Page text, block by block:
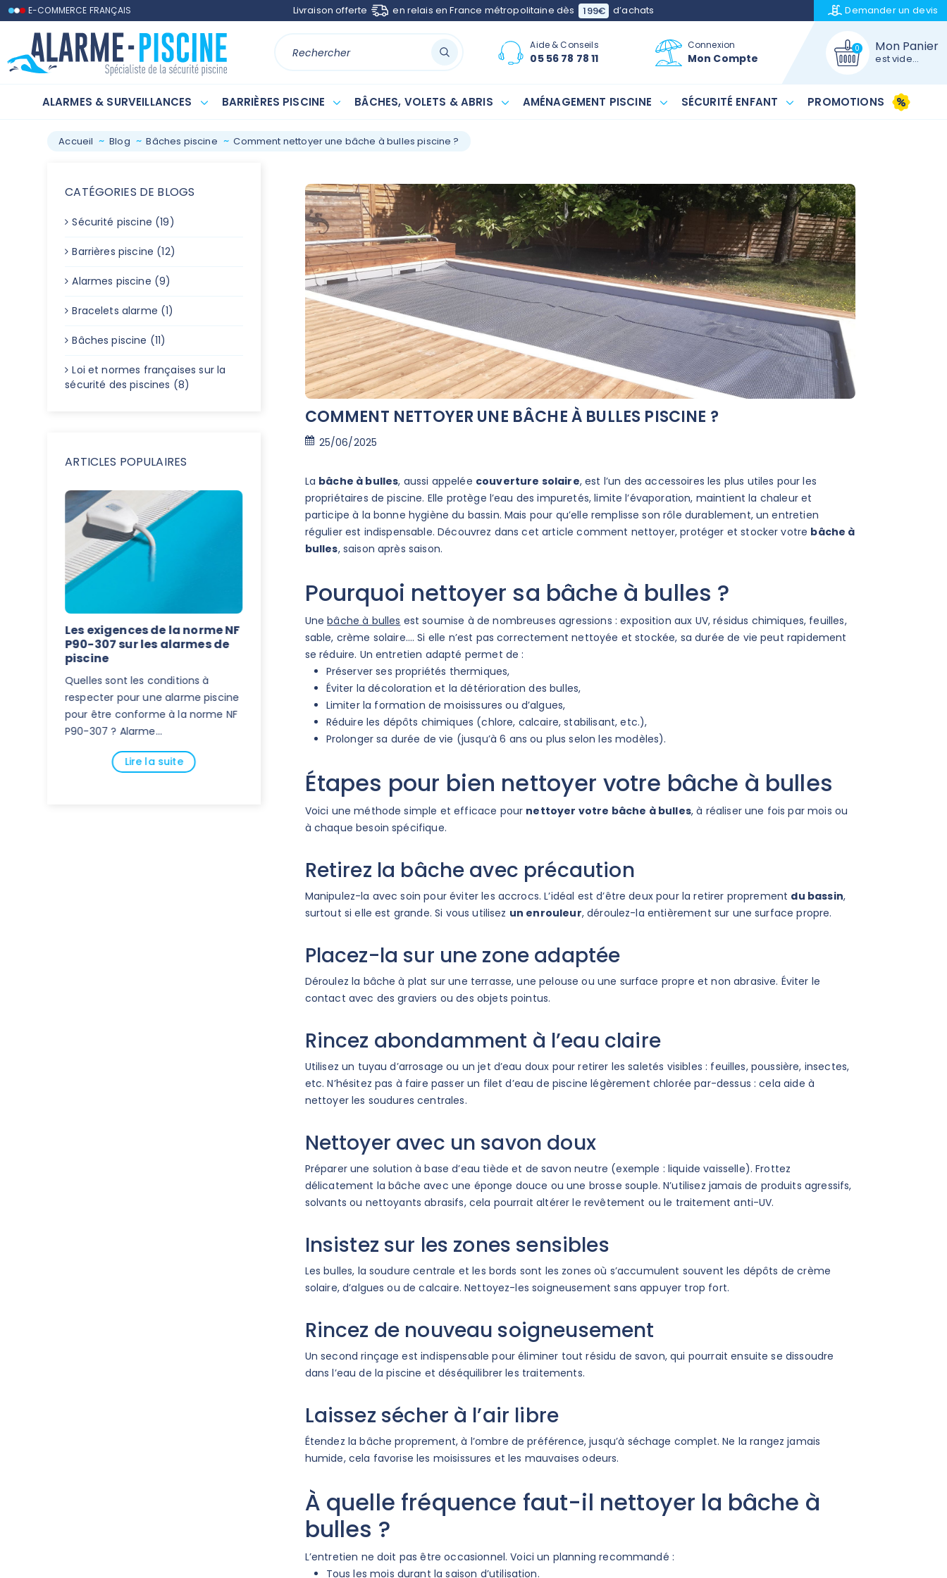
Contactez-nous
E-COMMERCE FRANÇAIS Livraison offerte en relais en France métropolitaine dès 199€ d’achats Demander un devis
Aide & Conseils
05 56 78 78 11
0 Mon Panier
est vide...
Connexion
Mon Compte
ALARMES & SURVEILLANCES BARRIÈRES PISCINE BÂCHES, VOLETS & ABRIS AMÉNAGEMENT PISCINE SÉCURITÉ ENFANT PROMOTIONS
Accueil Blog Bâches piscine Comment nettoyer une bâche à bulles piscine ?
CATÉGORIES DE BLOGS
Sécurité piscine (19)
Barrières piscine (12)
Alarmes piscine (9)
Bracelets alarme (1)
Bâches piscine (11)
Loi et normes françaises sur la
sécurité des piscines (8)
ARTICLES POPULAIRES
Les exigences de la norme NF
P90-307 sur les alarmes de
piscine
Quelles sont les conditions à
respecter pour une alarme piscine
pour être conforme à la norme NF
P90-307 ? Alarme...
Lire la suite
Quelle barrière de sécurité
piscine conforme à la norme
NF P 90-306 choisir ?
Vous avez décidé d'opter pour une
Quelles sont les exigences de
la loi relative à la sécurité
des piscines ?
Si vous êtes propriétaire d'une
piscine, vous devez répondre à
certaines règles de sécurité
exigées par la loi de...
Les différents types
d'alarme piscine :
COMMENT NETTOYER UNE BÂCHE À BULLES PISCINE ?
25/06/2025
La bâche à bulles, aussi appelée couverture solaire, est l’un des accessoires les plus utiles pour les
propriétaires de piscine. Elle protège l’eau des impuretés, limite l’évaporation, maintient la chaleur et
participe à la bonne hygiène du bassin. Mais pour qu’elle remplisse son rôle durablement, un entretien
régulier est indispensable. Découvrez dans cet article comment nettoyer, protéger et stocker votre bâche à
bulles, saison après saison.
Pourquoi nettoyer sa bâche à bulles ?
Unebâche à bulles est soumise à de nombreuses agressions : exposition aux UV, résidus chimiques, feuilles,
sable, crème solaire…. Si elle n’est pas correctement nettoyée et stockée, sa durée de vie peut rapidement
se réduire. Un entretien adapté permet de :
Préserver ses propriétés thermiques,
Éviter la décoloration et la détérioration des bulles,
Limiter la formation de moisissures ou d’algues,
Réduire les dépôts chimiques (chlore, calcaire, stabilisant, etc.),
Prolonger sa durée de vie (jusqu’à 6 ans ou plus selon les modèles).
Étapes pour bien nettoyer votre bâche à bulles
Voici une méthode simple et efficace pour nettoyer votre bâche à bulles, à réaliser une fois par mois ou
à chaque besoin spécifique.
Retirez la bâche avec précaution
Manipulez-la avec soin pour éviter les accrocs. L’idéal est d’être deux pour la retirer proprement du bassin,
surtout si elle est grande. Si vous utilisez un enrouleur, déroulez-la entièrement sur une surface propre.
Placez-la sur une zone adaptée
Déroulez la bâche à plat sur une terrasse, une pelouse ou une surface propre et non abrasive. Éviter le
contact avec des graviers ou des objets pointus.
Rincez abondamment à l’eau claire
Utilisez un tuyau d’arrosage ou un jet d’eau doux pour retirer les saletés visibles : feuilles, poussière, insectes,
etc. N’hésitez pas à faire passer un filet d’eau de piscine légèrement chlorée par-dessus : cela aide à
nettoyer les soudures centrales.
Nettoyer avec un savon doux
Préparer une solution à base d’eau tiède et de savon neutre (exemple : liquide vaisselle). Frottez
délicatement la bâche avec une éponge douce ou une brosse souple. N’utilisez jamais de produits agressifs,
solvants ou nettoyants abrasifs, cela pourrait altérer le revêtement ou le traitement anti-UV.
Insistez sur les zones sensibles
Les bulles, la soudure centrale et les bords sont les zones où s’accumulent souvent les dépôts de crème
solaire, d’algues ou de calcaire. Nettoyez-les soigneusement sans appuyer trop fort.
Rincez de nouveau soigneusement
Un second rinçage est indispensable pour éliminer tout résidu de savon, qui pourrait ensuite se dissoudre
dans l’eau de la piscine et déséquilibrer les traitements.
Laissez sécher à l’air libre
Étendez la bâche proprement, à l’ombre de préférence, jusqu’à séchage complet. Ne la rangez jamais
humide, cela favorise les moisissures et les mauvaises odeurs.
À quelle fréquence faut-il nettoyer la bâche à
bulles ?
L’entretien ne doit pas être occasionnel. Voici un planning recommandé :
Tous les mois durant la saison d’utilisation.